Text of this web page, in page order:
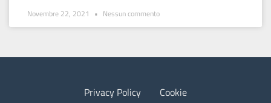
Novembre 22, 2021 Nessun commento
Privacy Policy Cookie